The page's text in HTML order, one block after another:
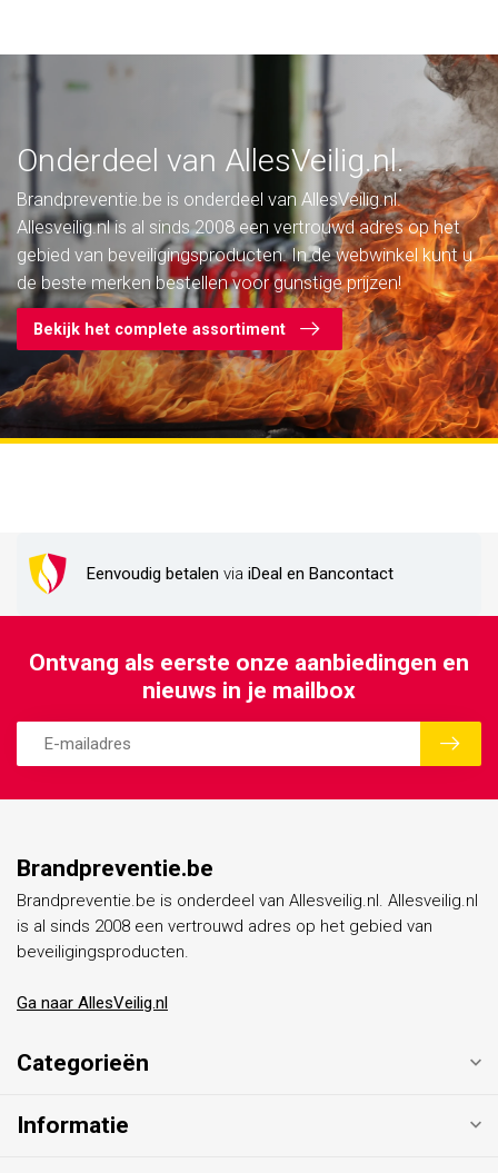
Onderdeel van AllesVeilig.nl.
Brandpreventie.be is onderdeel van AllesVeilig.nl.
Allesveilig.nl is al sinds 2008 een vertrouwd adres op het
gebied van beveiligingsproducten. In de webwinkel kunt u
de beste merken bestellen voor gunstige prijzen!
Bekijk het complete assortiment
Eenvoudig betalen via iDeal en Bancontact
Ontvang als eerste onze aanbiedingen en
nieuws in je mailbox
Brandpreventie.be
Brandpreventie.be is onderdeel van Allesveilig.nl. Allesveilig.nl
is al sinds 2008 een vertrouwd adres op het gebied van
beveiligingsproducten.
Ga naar AllesVeilig.nl
Categorieën
Informatie